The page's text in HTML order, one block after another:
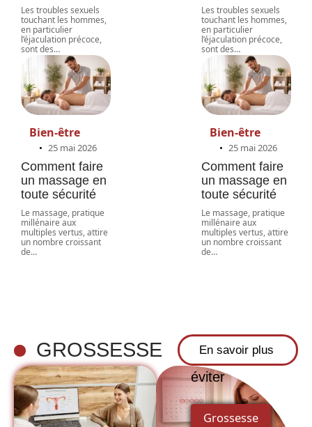
Les troubles sexuels
touchant les hommes,
en particulier
l’éjaculation précoce,
sont des…
Bien-être
25 mai 2026
Comment faire
un massage en
toute sécurité
Le massage, pratique
millénaire aux
multiples vertus, attire
un nombre croissant
de…
Les troubles sexuels
touchant les hommes,
en particulier
l’éjaculation précoce,
sont des…
Bien-être
25 mai 2026
Comment faire
un massage en
toute sécurité
Le massage, pratique
millénaire aux
multiples vertus, attire
un nombre croissant
de…
GROSSESSE En savoir plus
timing fiable
et erreurs à
éviter
Grossesse